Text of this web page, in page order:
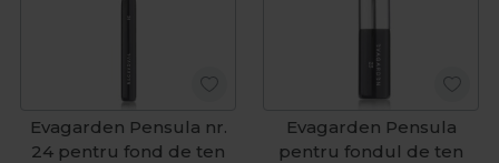
Evagarden Pensula nr.
24 pentru fond de ten
Evagarden Pensula
pentru fondul de ten